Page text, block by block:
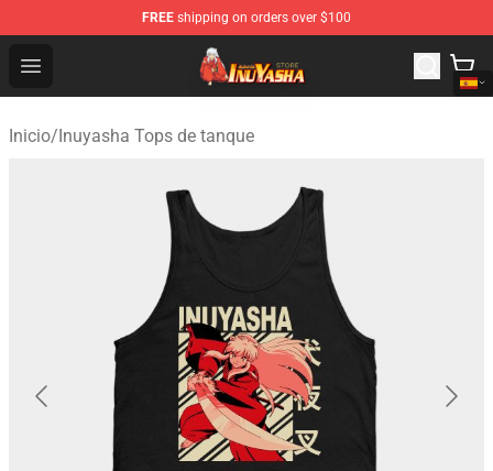
FREE shipping on orders over $100
Open menu
Inuyasha Store - Official Inuyasha Merchandise Shop
Inicio/Inuyasha Tops de tanque